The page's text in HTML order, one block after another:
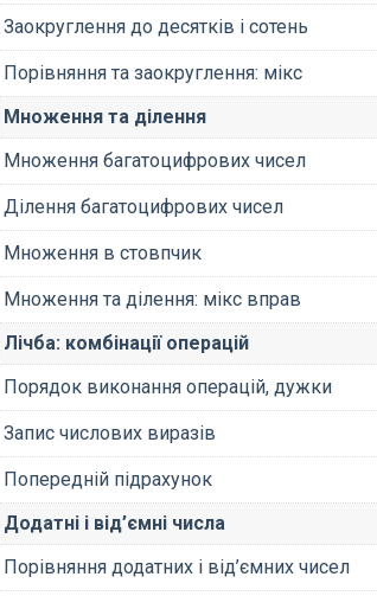
Заокруглення до десятків і сотень
Порівняння та заокруглення: мікс
Множення та ділення
Множення багатоцифрових чисел
Ділення багатоцифрових чисел
Множення в стовпчик
Множення та ділення: мікс вправ
Лічба: комбінації операцій
Порядок виконання операцій, дужки
Запис числових виразів
Попередній підрахунок
Додатні і від’ємні числа
Порівняння додатних і від’ємних чисел